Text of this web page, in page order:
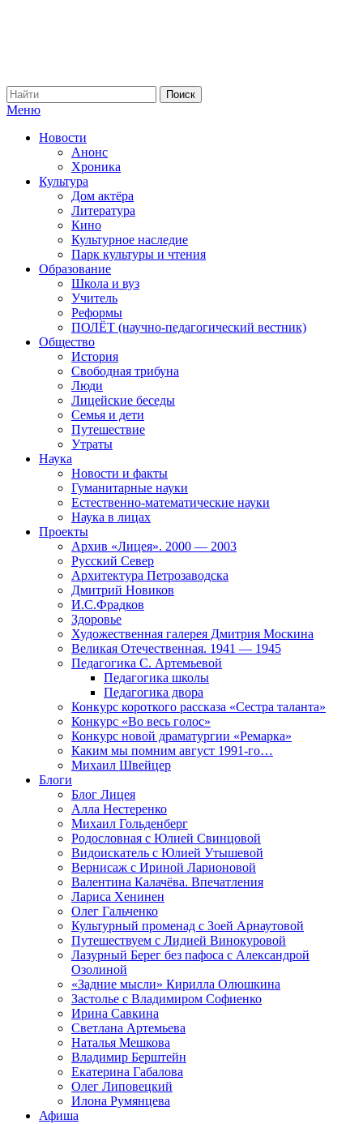
Меню
Новости
Анонс
Хроника
Культура
Дом актёра
Литература
Кино
Культурное наследие
Парк культуры и чтения
Образование
Школа и вуз
Учитель
Реформы
ПОЛЁТ (научно-педагогический вестник)
Общество
История
Свободная трибуна
Люди
Лицейские беседы
Семья и дети
Путешествие
Утраты
Наука
Новости и факты
Гуманитарные науки
Естественно-математические науки
Наука в лицах
Проекты
Архив «Лицея». 2000 — 2003
Русский Север
Архитектура Петрозаводска
Дмитрий Новиков
И.С.Фрадков
Здоровье
Художественная галерея Дмитрия Москина
Великая Отечественная. 1941 — 1945
Педагогика С. Артемьевой
Педагогика школы
Педагогика двора
Конкурс короткого рассказа «Сестра таланта»
Конкурс «Во весь голос»
Конкурс новой драматургии «Ремарка»
Каким мы помним август 1991-го…
Михаил Швейцер
Блоги
Блог Лицея
Алла Нестеренко
Михаил Гольденберг
Родословная с Юлией Свинцовой
Видоискатель с Юлией Утышевой
Вернисаж с Ириной Ларионовой
Валентина Калачёва. Впечатления
Лариса Хенинен
Олег Гальченко
Культурный променад с Зоей Арнаутовой
Путешествуем с Лидией Винокуровой
Лазурный Берег без пафоса с Александрой
Озолиной
«Задние мысли» Кирилла Олюшкина
Застолье с Владимиром Софиенко
Ирина Савкина
Светлана Артемьева
Наталья Мешкова
Владимир Берштейн
Екатерина Габалова
Олег Липовецкий
Илона Румянцева
Афиша